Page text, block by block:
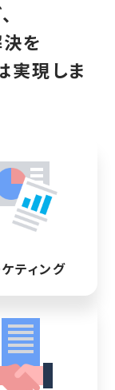
を
実現しま
ティング